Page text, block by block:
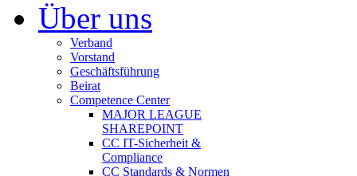
Über uns
Verband
Vorstand
Geschäftsführung
Beirat
Competence Center
MAJOR LEAGUE
SHAREPOINT
CC IT-Sicherheit &
Compliance
CC Standards & Normen